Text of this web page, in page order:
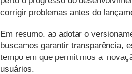
corrigir problemas antes do
Em resumo, ao adotar o
buscamos garantir transparência,
tempo em que permitimos a
usuários.